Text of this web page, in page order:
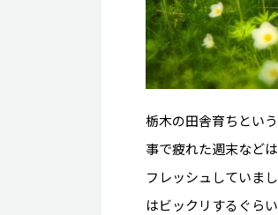
栃木の田舎育ちとい
事で疲れた週末など
フレッシュしていま
はビックリするぐら